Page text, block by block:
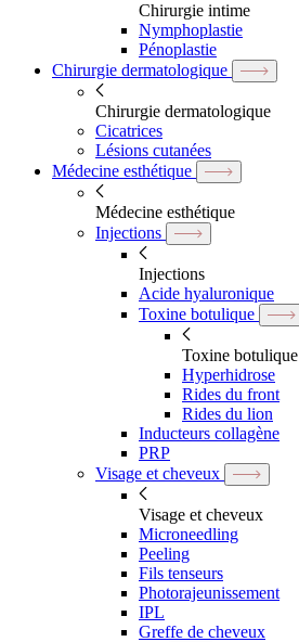
Chirurgie intime
Nymphoplastie
Pénoplastie
Chirurgie dermatologique
Chirurgie dermatologique
Cicatrices
Lésions cutanées
Médecine esthétique
Médecine esthétique
Injections
Injections
Acide hyaluronique
Toxine botulique
Toxine botulique
Hyperhidrose
Rides du front
Rides du lion
Inducteurs collagène
PRP
Visage et cheveux
Visage et cheveux
Microneedling
Peeling
Fils tenseurs
Photorajeunissement
IPL
Greffe de cheveux